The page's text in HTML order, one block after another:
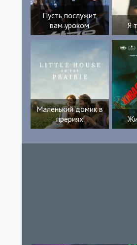
Пусть послужит
вам уроком
Я
Маленький домик в
прериях